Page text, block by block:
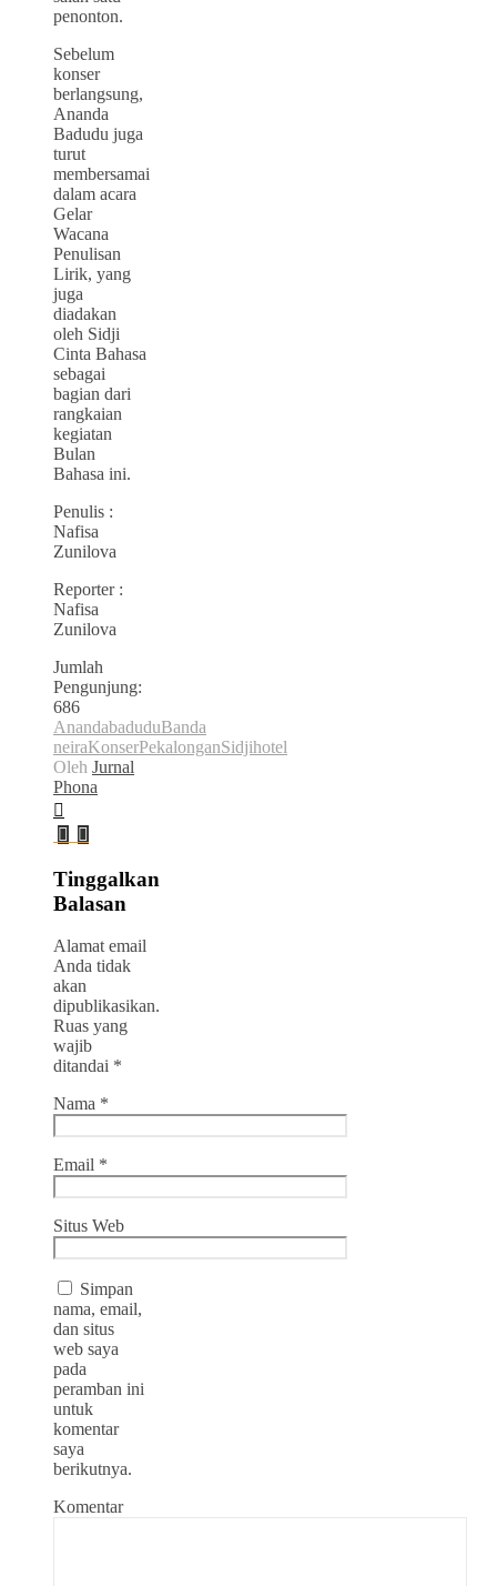
penonton.
Sebelum
konser
berlangsung,
Ananda
Badudu juga
turut
membersamai
dalam acara
Gelar
Wacana
Penulisan
Lirik, yang
juga
diadakan
oleh Sidji
Cinta Bahasa
sebagai
bagian dari
rangkaian
kegiatan
Bulan
Bahasa ini.
Penulis :
Nafisa
Zunilova
Reporter :
Nafisa
Zunilova
Jumlah
Pengunjung:
686
AnandabaduduBanda
neiraKonserPekalonganSidjihotel
Oleh Jurnal
Phona
Tinggalkan
Balasan
Alamat email
Anda tidak
akan
dipublikasikan.
Ruas yang
wajib
ditandai *
Nama *
Email *
Situs Web
Simpan
nama, email,
dan situs
web saya
pada
peramban ini
untuk
komentar
saya
berikutnya.
Komentar